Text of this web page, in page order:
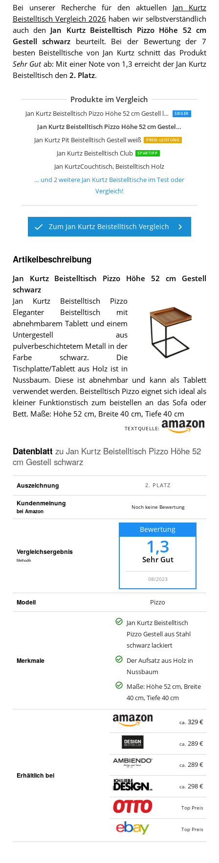
Bei unserer Recherche für den aktuellen Jan Kurtz
Beistelltisch Vergleich 2026 haben wir selbstverständlich
auch den Jan Kurtz Beistelltisch Pizzo Höhe 52 cm
Gestell schwarz beurteilt. Bei der Bewertung der 7
besten Beistelltische von Jan Kurtz schnitt das Produkt
Sehr Gutab: Mit einer Note von 1,3 erreicht der Jan Kurtz
Beistelltisch den 2. Platz.
Produkte im Vergleich
Jan Kurtz Beistelltisch Pizzo Höhe 52 cm Gestell lunasilber SIEGER
Jan Kurtz Beistelltisch Pizzo Höhe 52 cm Gestell schwarz
Jan Kurtz Pit Beistelltisch Gestell weiß
PREIS-LEISTUNG
Jan Kurtz Beistelltisch Club SPARTIPP
Jan KurtzCouchtisch, Beistelltisch Holz
Jan Kurtz Beistelltisch Dweller
Jan Kurtz Hocker, Beistelltisch Holz
… und2weitere Jan Kurtz Beistelltische im Test oder
Vergleich!
Zum Jan Kurtz Beistelltisch Vergleich
Artikelbeschreibung
Jan Kurtz Beistelltisch Pizzo Höhe 52 cm Gestell
schwarz
Jan
Kurtz
Beistelltisch
Pizzo
Höhe
cm
Jan Kurtz Beistelltisch Pizzo
Eleganter Beistelltisch mit
abnehmbarem Tablett und einem
Untergestell aus
pulverbeschichtetem Metall in der
Farbe schwarz. Die
Tischplatte/Tablett aus Holz ist in
Nussbaum. Diese ist abnehmbar und kann als Tablett
verwendet werden. Beistelltisch Pizzo eignet sich ideal als
kleiner Funktionstisch zum beistellen an das Sofa oder
Bett. Maße: Höhe 52 cm, Breite 40 cm, Tiefe 40 cm
TEXTQUELLE:
Datenblatt zu Jan Kurtz Beistelltisch Pizzo Höhe 52
cm Gestell schwarz
Auszeichnung
Kundenmeinung
bei Amazon
Noch keine Bewertung
Vergleichsergebnis
Methodik
Bewertung
1,3
Sehr Gut
08/2023
Modell Pizzo
Merkmale
Jan Kurtz Beistelltisch
Pizzo Gestell aus Stahl
schwarz lackiert
Der Aufsatz aus Holz in
Nussbaum
Maße: Höhe 52 cm, Breite
40 cm, Tiefe 40 cm
Erhältlich bei
ca. 329 €
ca. 289 €
ca. 289 €
ca. 298 €
Top Preis
Top Preis